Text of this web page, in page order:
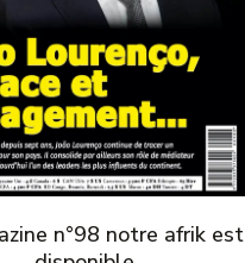
n°98 notre afrik est